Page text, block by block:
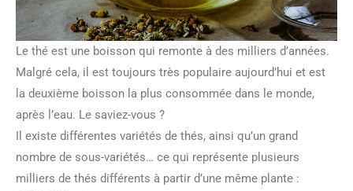
Le thé est une boisson qui remonte à des milliers d’années.
Malgré cela, il est toujours très populaire aujourd’hui et est
la deuxième boisson la plus consommée dans le monde,
après l’eau. Le saviez-vous ?
Il existe différentes variétés de thés, ainsi qu’un grand
nombre de sous-variétés… ce qui représente plusieurs
milliers de thés différents à partir d’une même plante :